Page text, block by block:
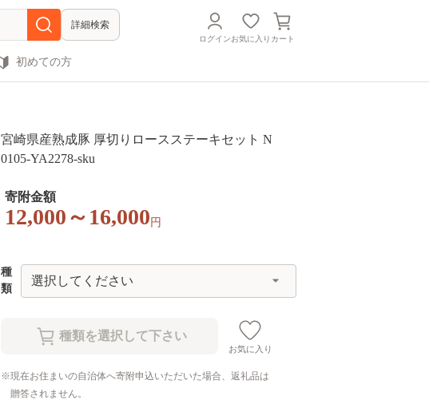
詳細検索
ログインお気に入り カート
初めての方
宮崎県産熟成豚 厚切りロースステーキセット N
0105-YA2278-sku
寄附金額
12,000～16,000 円
種
類
お気に入り
現在お住まいの自治体へ寄附申込いただいた場合、返礼品は
贈答されません。